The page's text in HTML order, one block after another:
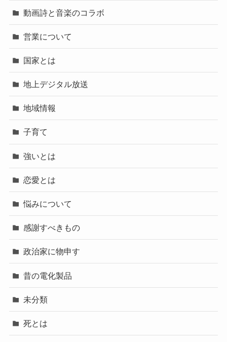
動画詩と音楽のコラボ
営業について
国家とは
地上デジタル放送
地域情報
子育て
強いとは
恋愛とは
悩みについて
感謝すべきもの
政治家に物申す
昔の電化製品
未分類
死とは